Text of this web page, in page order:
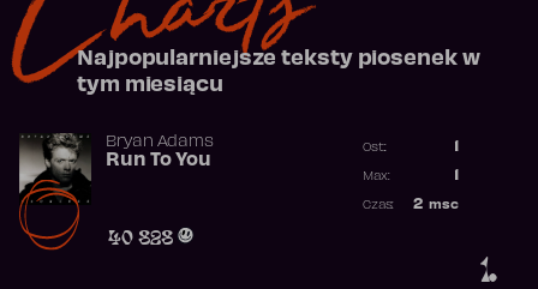
Najpopularniejsze teksty piosenek w
tym miesiącu
1.
Bryan Adams
Run To You
40 828
Ost.:
Max:
2 msc
Czas: